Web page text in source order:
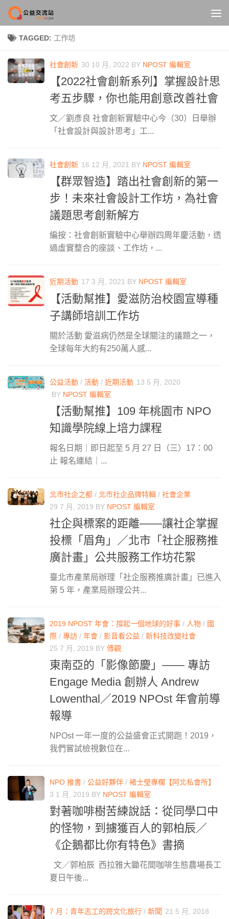
Skip to content
TAGGED: 工作坊
社會創新 30 10 月, 2022 BY NPOST 編輯室
【2022社會創新系列】掌握設計思
考五步驟，你也能用創意改善社會
文／劉彥良 社會創新實驗中心今（30）日舉辦
「社會設計與設計思考」工...
社會創新 16 12 月, 2021 BY NPOST 編輯室
【群眾智造】踏出社會創新的第一
步！未來社會設計工作坊，為社會
議題思考創新解方
編按：社會創新實驗中心舉辦四周年慶活動，透
過虛實整合的座談、工作坊，...
近期活動 17 3 月, 2021 BY NPOST 編輯室
【活動幫推】愛滋防治校園宣導種
子講師培訓工作坊
關於活動 愛滋病仍然是全球關注的議題之一，
全球每年大約有250萬人感...
公益活動 / 活動 / 近期活動 13 5 月, 2020
BY NPOST 編輯室
【活動幫推】109 年桃園市 NPO
知識學院線上培力課程
報名日期｜即日起至 5 月 27 日（三）17：00
止 報名連結｜...
北市社企之都 / 北市社企品牌特輯 / 社會企業
29 7 月, 2019 BY NPOST 編輯室
社企與標案的距離——讓社企掌握
投標「眉角」／北市「社企服務推
廣計畫」公共服務工作坊花絮
臺北市產業局辦理「社企服務推廣計畫」已進入
第 5 年，產業局辦理公共...
2019 NPOST 年會：撐起一個地球的好事 / 人物 / 國
際 / 專訪 / 年會 / 影音看公益 / 新科技改變社會
25 7 月, 2019 BY 傅觀
東南亞的「影像節慶」—— 專訪
Engage Media 創辦人 Andrew
Lowenthal／2019 NPOst 年會前導
報導
NPOst 一年一度的公益盛會正式開跑！2019，
我們嘗試檢視數位在...
NPO 推書 / 公益好夥伴 / 褚士瑩專欄【阿北私會所】
3 1 月, 2019 BY NPOST 編輯室
對著咖啡樹苦練說話：從同學口中
的怪物，到擄獲百人的郭柏辰／
《企鵝都比你有特色》書摘
文／郭柏辰 西拉雅大鋤花間咖啡生態農場長工
夏日午後...
7 月：青年志工的跨文化旅行 / 新聞 21 5 月, 2018